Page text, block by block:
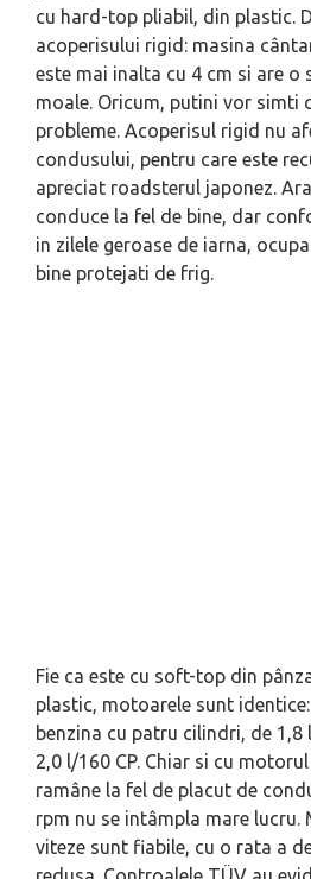
cu hard-top pliabil, din plastic.
acoperisului rigid: masina
este mai inalta cu 4 cm si are o
moale. Oricum, putini vor simti
probleme. Acoperisul rigid nu
condusului, pentru care este
apreciat roadsterul japonez.
conduce la fel de bine, dar
in zilele geroase de iarna,
bine protejati de frig.
Fie ca este cu soft-top din
plastic, motoarele sunt
benzina cu patru cilindri, de 1,8
2,0 l/160 CP. Chiar si cu
ramâne la fel de placut de
rpm nu se intâmpla mare
viteze sunt fiabile, cu o rata a